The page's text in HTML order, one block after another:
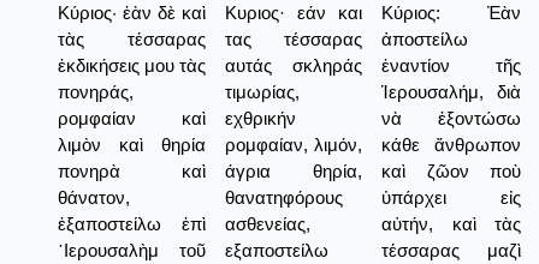
Κύριος· ἐὰν δὲ καὶ
τὰς τέσσαρας
ἐκδικήσεις μου τὰς
πονηράς,
ρομφαίαν καὶ
λιμὸν καὶ θηρία
πονηρὰ καὶ
θάνατον,
ἐξαποστείλω ἐπὶ
῾Ιερουσαλὴμ τοῦ
Κυριος· εάν και
τας τέσσαρας
αυτάς σκληράς
τιμωρίας,
εχθρικήν
ρομφαίαν, λιμόν,
άγρια θηρία,
θανατηφόρους
ασθενείας,
εξαποστείλω
Κύριος: Ἐὰν
ἀποστείλω
ἐναντίον τῆς
Ἱερουσαλήμ, διὰ
νὰ ἐξοντώσω
κάθε ἄνθρωπον
καὶ ζῶον ποὺ
ὑπάρχει εἰς
αὐτήν, καὶ τὰς
τέσσαρας μαζὶ